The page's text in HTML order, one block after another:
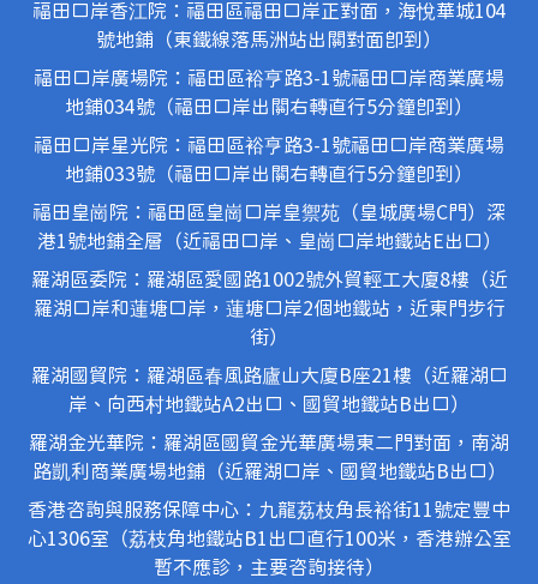
福田口岸香江院：福田區福田口岸正對面，海悅華城104
號地鋪（東鐵線落馬洲站出關對面即到）
福田口岸廣場院：福田區裕亨路3-1號福田口岸商業廣場
地鋪034號（福田口岸出關右轉直行5分鐘即到）
福田口岸星光院：福田區裕亨路3-1號福田口岸商業廣場
地鋪033號（福田口岸出關右轉直行5分鐘即到）
福田皇崗院：福田區皇崗口岸皇禦苑（皇城廣場C門）深
港1號地鋪全層（近福田口岸、皇崗口岸地鐵站E出口）
羅湖區委院：羅湖區愛國路1002號外貿輕工大廈8樓（近
羅湖口岸和蓮塘口岸，蓮塘口岸2個地鐵站，近東門步行
街）
羅湖國貿院：羅湖區春風路廬山大廈B座21樓（近羅湖口
岸、向西村地鐵站A2出口、國貿地鐵站B出口）
羅湖金光華院：羅湖區國貿金光華廣場東二門對面，南湖
路凱利商業廣場地鋪（近羅湖口岸、國貿地鐵站B出口）
香港咨詢與服務保障中心：九龍荔枝角長裕街11號定豐中
心1306室（荔枝角地鐵站B1出口直行100米，香港辦公室
暫不應診，主要咨詢接待）